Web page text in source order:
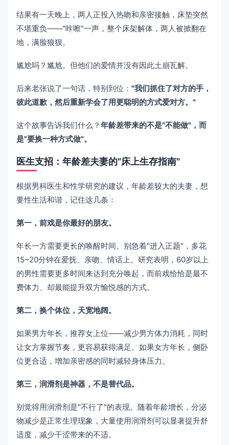
结果有一天晚上，两人正投入热吻和亲密接触，床垫突然
不堪重负——"咔嚓"一声，整个床架解体，两人被掀翻在
地，满脸狼狈。
尴尬吗？尴尬。但他们的爱情并没有因此土崩瓦解。
后来老张说了一句话，特别到位： "我们抓住了对方的手，
彼此道歉，然后重新学会了用更聪明的方式爱对方。"
这个故事告诉我们什么？ 年龄差带来的不是"不能做"，而
是"要换一种方式做"。
医生支招：年龄差夫妻的"床上生存指南"
根据男科医生和性学研究的建议，年龄差较大的夫妻，想
要性生活和谐，记住这几条：
第一，前戏是你最好的朋友。
年长一方需要更长的唤醒时间。别急着"进入正题"，多花
15~20分钟在爱抚、亲吻、情话上。研究表明，60岁以上
的男性需要更多时间来达到充分唤起，而前戏恰恰是最不
费体力、却最能提升双方愉悦感的方式。
第二，换个体位，天宽地阔。
如果男方年长，推荐女上位——减少男方体力消耗，同时
让女方掌握节奏，更容易获得满足。如果女方年长，侧卧
位更合适，增加亲密感的同时减轻身体压力。
第三，润滑剂是神器，不是替代品。
别觉得用润滑剂是"不行了"的表现。随着年龄增长，分泌
物减少是正常生理现象，大量使用润滑剂可以显著提升舒
适度，减少干涩带来的不适。